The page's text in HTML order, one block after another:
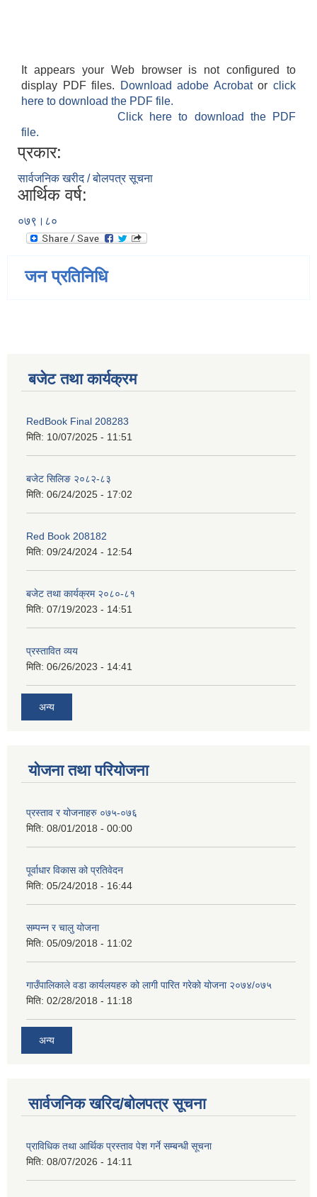
It appears your Web browser is not configured to
display PDF files.
Download adobe Acrobatorclick
here to download the PDF file.
Click here to download the PDF
file.
प्रकार:
सार्वजनिक खरीद / बोलपत्र सूचना
आर्थिक वर्ष:
०७९।८०
जन प्रतिनिधि
बजेट तथा कार्यक्रम
RedBook Final 208283
मिति: 10/07/2025 - 11:51
बजेट सिलिङ २०८२-८३
मिति: 06/24/2025 - 17:02
Red Book 208182
मिति: 09/24/2024 - 12:54
बजेट तथा कार्यक्रम २०८०-८१
मिति: 07/19/2023 - 14:51
प्रस्तावित व्यय
मिति: 06/26/2023 - 14:41
अन्य
योजना तथा परियोजना
प्रस्ताव र योजनाहरु ०७५-०७६
मिति: 08/01/2018 - 00:00
पूर्वाधार विकास को प्रतिवेदन
मिति: 05/24/2018 - 16:44
सम्पन्न र चालु योजना
मिति: 05/09/2018 - 11:02
गाउँपालिकाले वडा कार्यलयहरु को लागी पारित गरेको योजना २०७४/०७५
मिति: 02/28/2018 - 11:18
अन्य
सार्वजनिक खरिद/बोलपत्र सूचना
प्राविधिक तथा आर्थिक प्रस्ताव पेश गर्ने सम्बन्धी सूचना
मिति: 08/07/2026 - 14:11